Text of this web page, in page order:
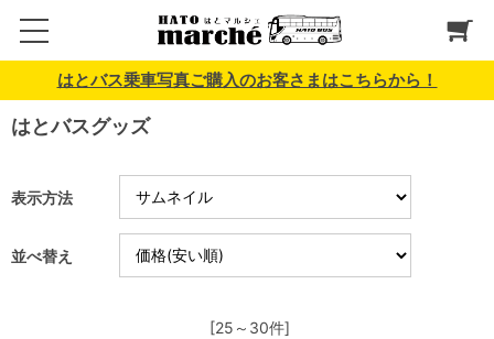
はとバス乗車写真ご購入のお客さまはこちらから！
はとバスグッズ
表示方法
並べ替え
[25～30件]